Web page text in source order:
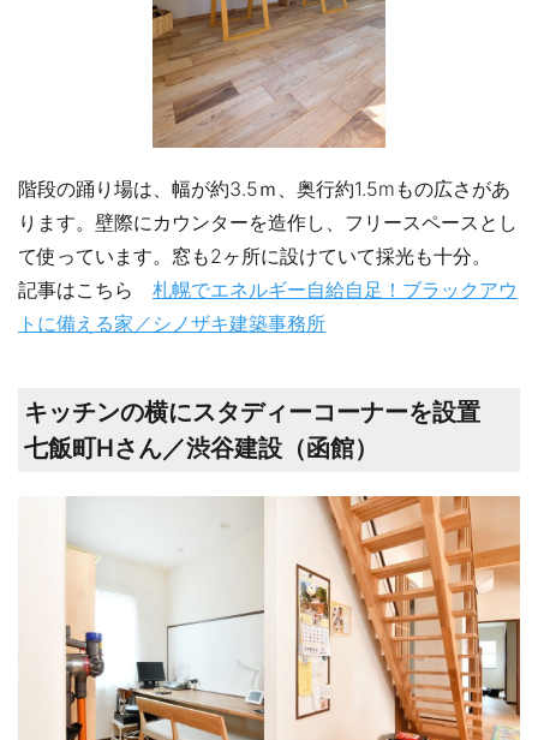
階段の踊り場は、幅が約3.5ｍ、奥行約1.5mもの広さがあ
ります。壁際にカウンターを造作し、フリースペースとし
て使っています。窓も2ヶ所に設けていて採光も十分。
記事はこちら 札幌でエネルギー自給自足！ブラックアウ
トに備える家／シノザキ建築事務所
キッチンの横にスタディーコーナーを設置
七飯町Hさん／渋谷建設（函館）